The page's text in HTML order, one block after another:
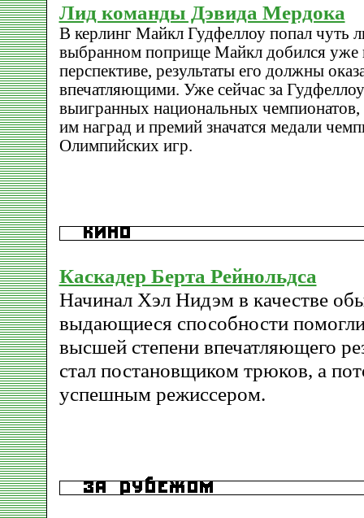
Лид команды Дэвида Мердока
В керлинг Майкл Гудфеллоу попал чуть
выбранном поприще Майкл добился уже
перспективе, результаты его должны
впечатляющими. Уже сейчас за
выигранных национальных чемпионатов,
им наград и премий значатся медали
Олимпийских игр.
Каскадер Берта Рейнольдса
Начинал Хэл Нидэм в качестве
выдающиеся способности
высшей степени впечатляющего
стал постановщиком трюков, а
успешным режиссером.